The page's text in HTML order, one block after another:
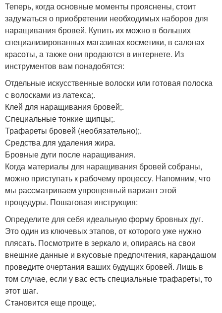
Теперь, когда основные моменты прояснены, стоит
задуматься о приобретении необходимых наборов для
наращивания бровей. Купить их можно в больших
специализированных магазинах косметики, в салонах
красоты, а также они продаются в интернете. Из
инструментов вам понадобятся:
Отдельные искусственные волоски или готовая полоска
с волосками из латекса;.
Клей для наращивания бровей;.
Специальные тонкие щипцы;.
Трафареты бровей (необязательно);.
Средства для удаления жира.
Бровные дуги после наращивания.
Когда материалы для наращивания бровей собраны,
можно приступать к рабочему процессу. Напомним, что
мы рассматриваем упрощенный вариант этой
процедуры. Пошаговая инструкция:
Определите для себя идеальную форму бровных дуг.
Это один из ключевых этапов, от которого уже нужно
плясать. Посмотрите в зеркало и, опираясь на свои
внешние данные и вкусовые предпочтения, карандашом
проведите очертания ваших будущих бровей. Лишь в
том случае, если у вас есть специальные трафареты, то
этот шаг.
Становится еще проще;.